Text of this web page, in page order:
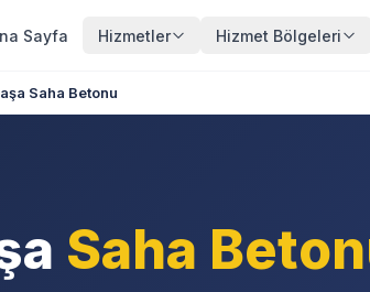
Sayfa Hizmetler Hizmet Bölgeleri
Saha Betonu
Saha